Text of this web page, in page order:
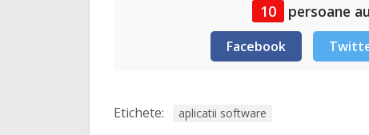
10 persoane
Facebook
Etichete: aplicatii software